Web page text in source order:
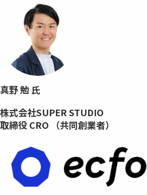
真野 勉 氏
株式会社SUPER STUDIO
取締役 CRO （共同創業者）